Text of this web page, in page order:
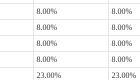
8.00% 8.00%
8.00% 8.00%
8.00% 8.00%
8.00% 8.00%
23.00% 23.00%